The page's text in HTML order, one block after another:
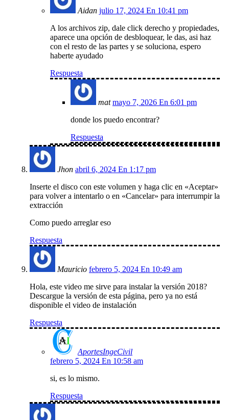
Aidan julio 17, 2024 En 10:41 pm
A los archivos zip, dale click derecho y propiedades,
aparece una opción de desbloquear, le das, asi haz
con el resto de las partes y se soluciona, espero
haberte ayudado
Respuesta
mat mayo 7, 2026 En 6:01 pm
donde los puedo encontrar?
Respuesta
Jhon abril 6, 2024 En 1:17 pm
Inserte el disco con este volumen y haga clic en «Aceptar»
para volver a intentarlo o en «Cancelar» para interrumpir la
extracción
Como puedo arreglar eso
Respuesta
Mauricio febrero 5, 2024 En 10:49 am
Hola, este video me sirve para instalar la versión 2018?
Descargue la versión de esta página, pero ya no está
disponible el video de instalación
Respuesta
AportesIngeCivil
febrero 5, 2024 En 10:58 am
si, es lo mismo.
Respuesta